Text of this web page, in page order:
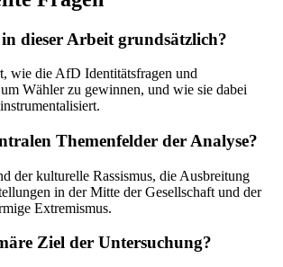
dieser Arbeit grundsätzlich?
wie die AfD Identitätsfragen und
Wähler zu gewinnen, und wie sie dabei
Themenfelder der Analyse?
der kulturelle Rassismus, die Ausbreitung
in der Mitte der Gesellschaft und der
Extremismus.
Ziel der Untersuchung?